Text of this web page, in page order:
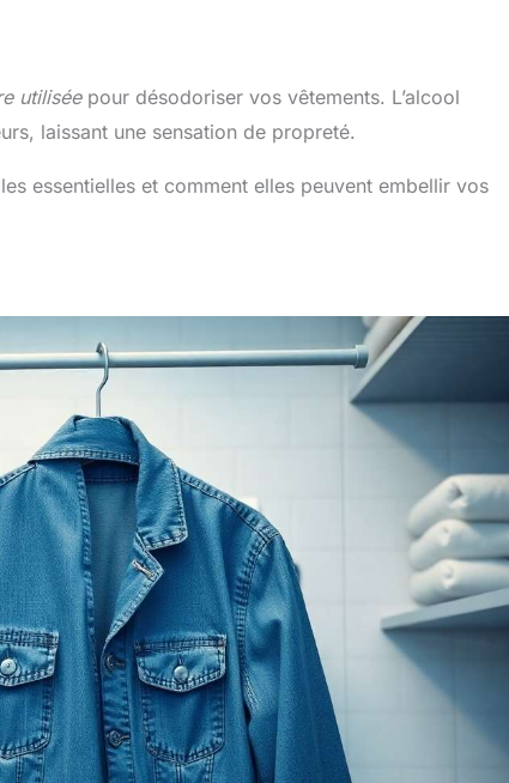
utiliséepour désodoriser vos vêtements. L’alcool
laissant une sensation de propreté.
essentielles et comment elles peuvent embellir vos